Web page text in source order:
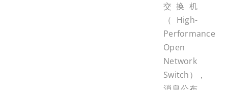
交换机
（High-
Performance
Open
Network
Switch），